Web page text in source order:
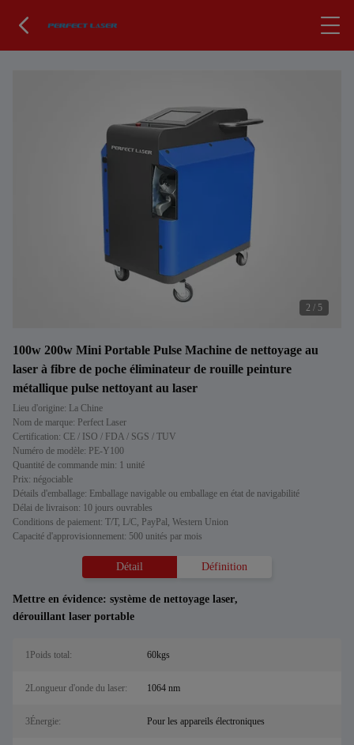
2 / 5
100w 200w Mini Portable Pulse Machine de nettoyage au
laser à fibre de poche éliminateur de rouille peinture
métallique pulse nettoyant au laser
Lieu d'origine: La Chine
Nom de marque: Perfect Laser
Certification: CE / ISO / FDA / SGS / TUV
Numéro de modèle: PE-Y100
Quantité de commande min: 1 unité
Prix: négociable
Détails d'emballage: Emballage navigable ou emballage en état de navigabilité
Délai de livraison: 10 jours ouvrables
Conditions de paiement: T/T, L/C, PayPal, Western Union
Capacité d'approvisionnement: 500 unités par mois
Détail Définition
Mettre en évidence: système de nettoyage laser,
dérouillant laser portable
1Poids total: 60kgs
2Longueur d'onde du laser: 1064 nm
3Énergie: Pour les appareils électroniques